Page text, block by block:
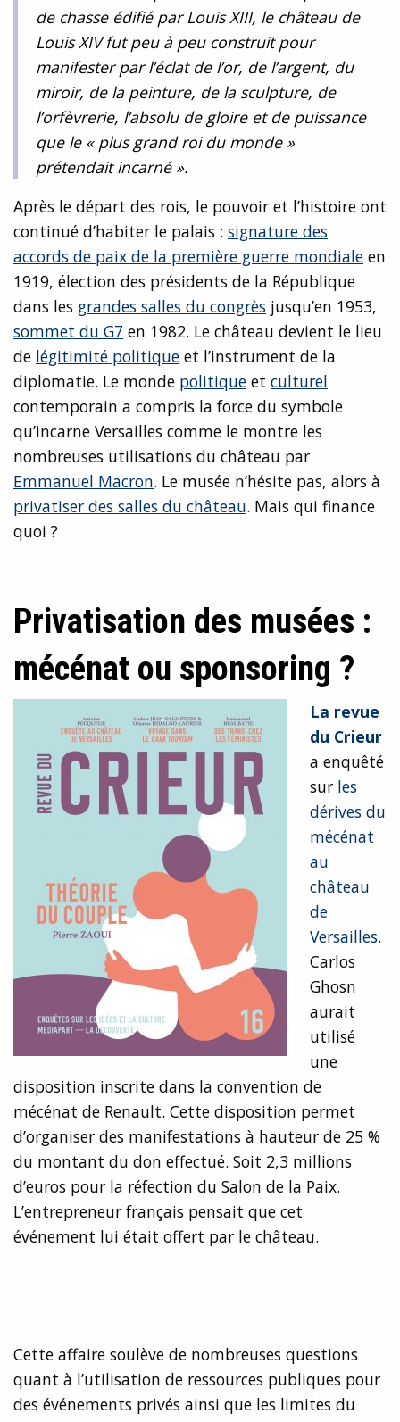
de chasse édifié par Louis XIII, le château de
Louis XIV fut peu à peu construit pour
manifester par l’éclat de l’or, de l’argent, du
miroir, de la peinture, de la sculpture, de
l’orfèvrerie, l’absolu de gloire et de puissance
que le « plus grand roi du monde »
prétendait incarné ».
Après le départ des rois, le pouvoir et l’histoire ont
continué d’habiter le palais : signature des
accords de paix de la première guerre mondiale en
1919, élection des présidents de la République
dans les grandes salles du congrès jusqu’en 1953,
sommet du G7 en 1982. Le château devient le lieu
de légitimité politique et l’instrument de la
diplomatie. Le monde politique et culturel
contemporain a compris la force du symbole
qu’incarne Versailles comme le montre les
nombreuses utilisations du château par
Emmanuel Macron. Le musée n’hésite pas, alors à
privatiser des salles du château. Mais qui finance
quoi ?
Privatisation des musées :
mécénat ou sponsoring ?
La revue
du Crieur
a enquêté
sur les
dérives du
mécénat
au
château
de
Versailles.
Carlos
Ghosn
aurait
utilisé
une
disposition inscrite dans la convention de
mécénat de Renault. Cette disposition permet
d’organiser des manifestations à hauteur de 25 %
du montant du don effectué. Soit 2,3 millions
d’euros pour la réfection du Salon de la Paix.
L’entrepreneur français pensait que cet
événement lui était offert par le château.
Cette affaire soulève de nombreuses questions
quant à l’utilisation de ressources publiques pour
des événements privés ainsi que les limites du